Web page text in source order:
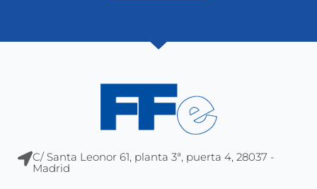
C/ Santa Leonor 61, planta 3ª, puerta 4, 28037 -
Madrid